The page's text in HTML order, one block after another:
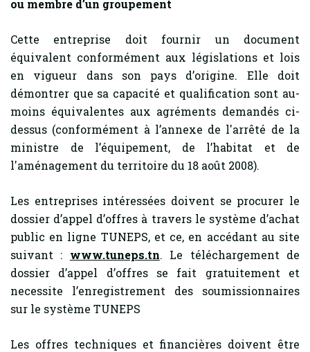
ou membre d’un groupement
Cette entreprise doit fournir un document
équivalent conformément aux législations et lois
en vigueur dans son pays d’origine. Elle doit
démontrer que sa capacité et qualification sont au-
moins équivalentes aux agréments demandés ci-
dessus (conformément à l’annexe de l'arrêté de la
ministre de l’équipement, de l’habitat et de
l'aménagement du territoire du 18 août 2008).
Les entreprises intéressées doivent se procurer le
dossier d’appel d’offres à travers le système d’achat
public en ligne TUNEPS, et ce, en accédant au site
suivant : www.tuneps.tn. Le téléchargement de
dossier d’appel d’offres se fait gratuitement et
necessite l’enregistrement des soumissionnaires
sur le système TUNEPS
Les offres techniques et financières doivent être